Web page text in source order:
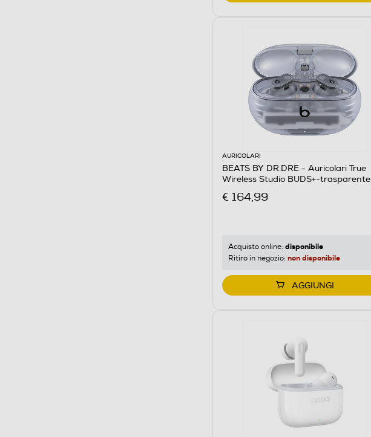
AURICOLARI
BEATS BY DR.DRE - Auricolari True
Wireless Studio BUDS+-trasparente
€ 164,99
Acquisto online: disponibile
Ritiro in negozio: non disponibile
AGGIUNGI